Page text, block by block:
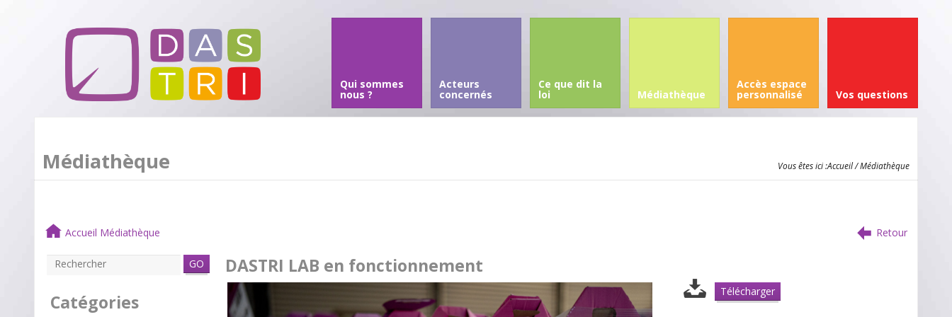
Qui sommes
nous ?
Acteurs
concernés
Ce que dit la
loi Médiathèque
Accès espace
personnalisé Vos questions
Médiathèque Vous êtes ici :Accueil/ Médiathèque
Accueil Médiathèque Retour
GO
Catégories
DASTRI LAB en fonctionnement
Télécharger